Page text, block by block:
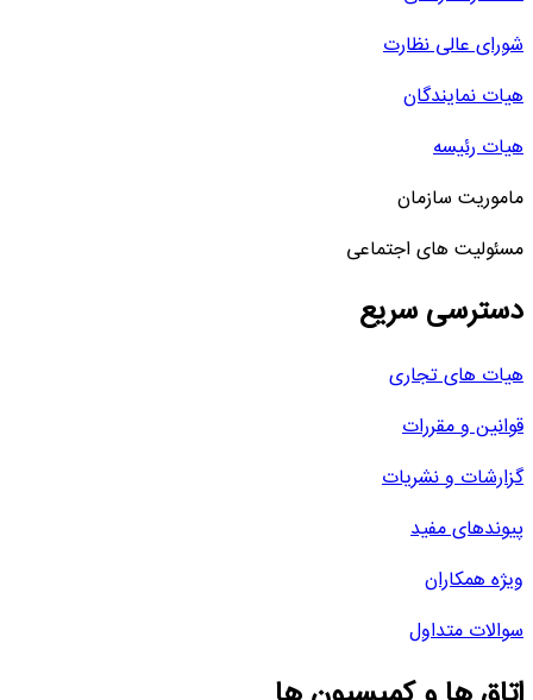
شورای عالی نظارت
هیات نمایندگان
هیات رئیسه
ماموریت سازمان
مسئولیت های اجتماعی
دسترسی سریع
هیات های تجاری
قوانین و مقررات
گزارشات و نشریات
پیوندهای مفید
ویژه همکاران
سوالات متداول